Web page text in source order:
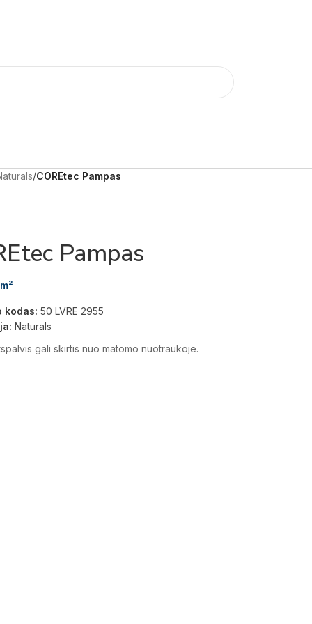
/COREtec Pampas
Pampas
m²
kodas: 50 LVRE 2955
Naturals
gali skirtis nuo matomo nuotraukoje.